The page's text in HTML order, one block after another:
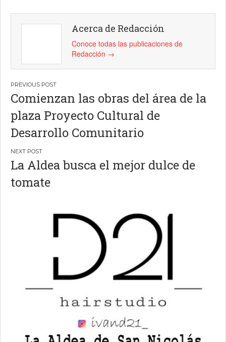
Acerca de Redacción
Conoce todas las publicaciones de
Redacción →
Navegación
de
entradas
Comienzan las obras del área de la
plaza Proyecto Cultural de
Desarrollo Comunitario
La Aldea busca el mejor dulce de
tomate